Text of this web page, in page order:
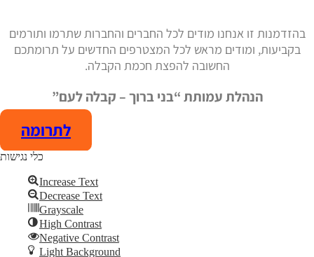
בהזדמנות זו אנחנו מודים לכל החברים והחברות שתרמו ותורמים
בקביעות, ומודים מראש לכל המצטרפים החדשים על תרומתכם
החשובה להפצת חכמת הקבלה.
הנהלת עמותת “בני ברוך – קבלה לעם”
לתרומה
Skip to content
Open toolbar
כלי נגישות
Increase Text
Decrease Text
Grayscale
High Contrast
Negative Contrast
Light Background